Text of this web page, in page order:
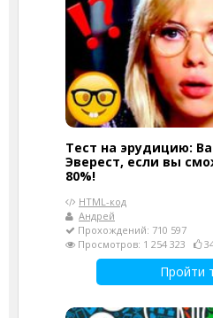
Тест на эрудицию:
Эверест, если вы
80%!
HTML-код
Андрей
Прохождений: 710 597
Просмотров: 1 254 323
Пройти